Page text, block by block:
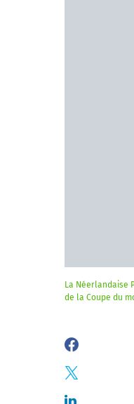
La Néerlandaise
de la Coupe du